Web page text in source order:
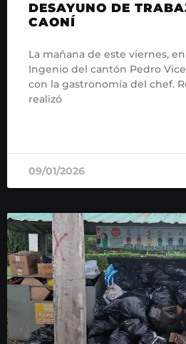
DESAYUNO DE
CAONÍ
La mañana de este viernes,
Ingenio del cantón Pedro
con la gastronomía del chef.
realizó
09/01/2026